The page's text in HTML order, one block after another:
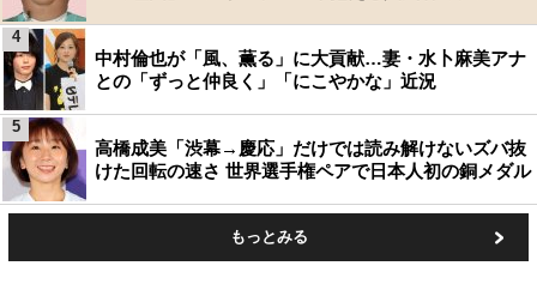
中村倫也が「風、薫る」に大貢献…妻・水卜麻美アナ
との「ずっと仲良く」「にこやかな」近況
4
高橋成美「渋幕→慶応」だけでは読み解けないズバ抜
けた回転の速さ 世界選手権ペアで日本人初の銅メダル
5
もっとみる